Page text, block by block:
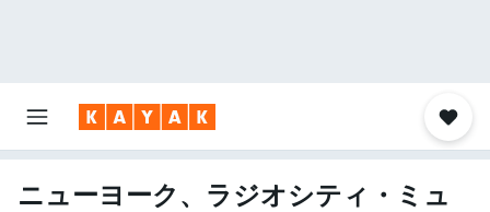
ニューヨーク、ラジオシティ・ミュ